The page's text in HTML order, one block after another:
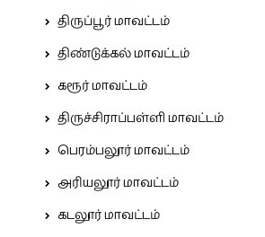
திருப்பூர் மாவட்டம்
திண்டுக்கல் மாவட்டம்
கரூர் மாவட்டம்
திருச்சிராப்பள்ளி மாவட்டம்
பெரம்பலூர் மாவட்டம்
அரியலூர் மாவட்டம்
கடலூர் மாவட்டம்